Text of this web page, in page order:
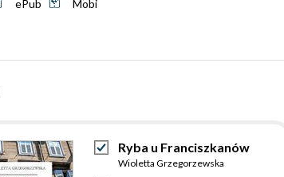
ePub Mobi
Ryba u Franciszkanów
Wioletta Grzegorzewska